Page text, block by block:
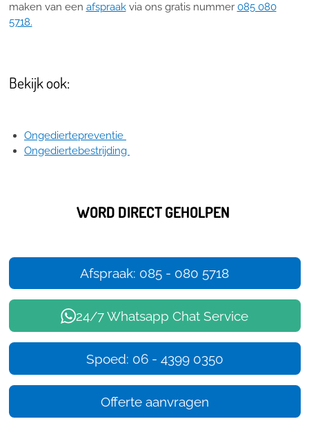
maken van een afspraakvia ons gratis nummer 085 080
5718.
Bekijk ook:
Ongediertepreventie
Ongediertebestrijding
WORD DIRECT GEHOLPEN
Afspraak: 085 - 080 5718
24/7 Whatsapp Chat Service
Spoed: 06 - 4399 0350
Offerte aanvragen